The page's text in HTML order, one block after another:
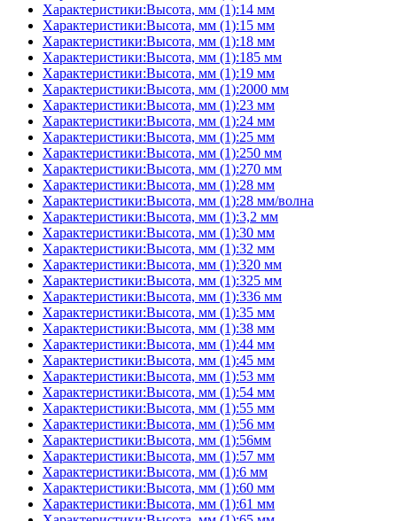
Характеристики:Высота, мм (1):14 мм
Характеристики:Высота, мм (1):15 мм
Характеристики:Высота, мм (1):18 мм
Характеристики:Высота, мм (1):185 мм
Характеристики:Высота, мм (1):19 мм
Характеристики:Высота, мм (1):2000 мм
Характеристики:Высота, мм (1):23 мм
Характеристики:Высота, мм (1):24 мм
Характеристики:Высота, мм (1):25 мм
Характеристики:Высота, мм (1):250 мм
Характеристики:Высота, мм (1):270 мм
Характеристики:Высота, мм (1):28 мм
Характеристики:Высота, мм (1):28 мм/волна
Характеристики:Высота, мм (1):3,2 мм
Характеристики:Высота, мм (1):30 мм
Характеристики:Высота, мм (1):32 мм
Характеристики:Высота, мм (1):320 мм
Характеристики:Высота, мм (1):325 мм
Характеристики:Высота, мм (1):336 мм
Характеристики:Высота, мм (1):35 мм
Характеристики:Высота, мм (1):38 мм
Характеристики:Высота, мм (1):44 мм
Характеристики:Высота, мм (1):45 мм
Характеристики:Высота, мм (1):53 мм
Характеристики:Высота, мм (1):54 мм
Характеристики:Высота, мм (1):55 мм
Характеристики:Высота, мм (1):56 мм
Характеристики:Высота, мм (1):56мм
Характеристики:Высота, мм (1):57 мм
Характеристики:Высота, мм (1):6 мм
Характеристики:Высота, мм (1):60 мм
Характеристики:Высота, мм (1):61 мм